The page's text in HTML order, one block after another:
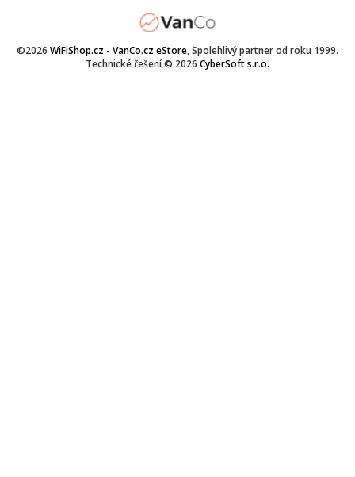
©2026 WiFiShop.cz - VanCo.cz eStore, Spolehlivý partner od roku 1999.
Technické řešení © 2026 CyberSoft s.r.o.